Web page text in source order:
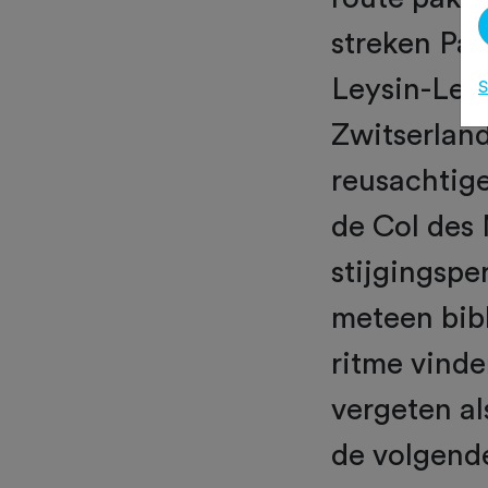
streken
Leysin-
de Col des
meteen
ritme
vergeten
de